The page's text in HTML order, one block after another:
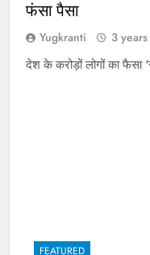
फंसा पैसा
Yugkranti 3
देश के करोड़ों लोगों का फैसा
FEATURED